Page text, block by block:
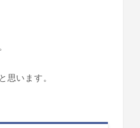
思います。